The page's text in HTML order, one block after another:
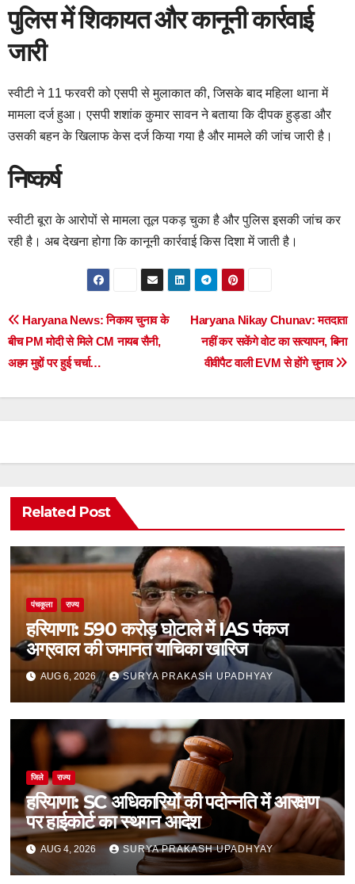
पुलिस में शिकायत और कानूनी कार्रवाई
जारी
स्वीटी ने 11 फरवरी को एसपी से मुलाकात की, जिसके बाद महिला थाना में
मामला दर्ज हुआ। एसपी शशांक कुमार सावन ने बताया कि दीपक हुड्डा और
उसकी बहन के खिलाफ केस दर्ज किया गया है और मामले की जांच जारी है।
निष्कर्ष
स्वीटी बूरा के आरोपों से मामला तूल पकड़ चुका है और पुलिस इसकी जांच कर
रही है। अब देखना होगा कि कानूनी कार्रवाई किस दिशा में जाती है।
Post
navigation
Haryana Nikay Chunav: मतदाता
नहीं कर सकेंगे वोट का सत्यापन, बिना
वीवीपैट वाली EVM से होंगे चुनाव
Haryana News: निकाय चुनाव के
बीच PM मोदी से मिले CM नायब सैनी,
अहम मुद्दों पर हुई चर्चा…
Related Post
पंचकूला राज्य
हरियाणा: 590 करोड़ घोटाले में IAS पंकज
अग्रवाल की जमानत याचिका खारिज
AUG 6, 2026 SURYA PRAKASH UPADHYAY
जिले राज्य
हरियाणा: SC अधिकारियों की पदोन्नति में आरक्षण
पर हाईकोर्ट का स्थगन आदेश
AUG 4, 2026 SURYA PRAKASH UPADHYAY